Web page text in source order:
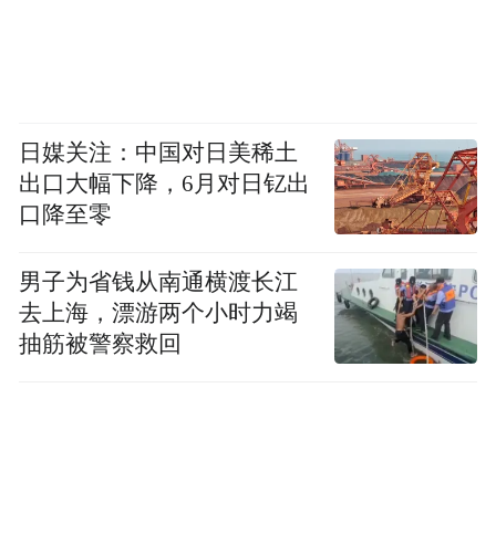
日媒关注：中国对日美稀土
出口大幅下降，6月对日钇出
口降至零
男子为省钱从南通横渡长江
去上海，漂游两个小时力竭
抽筋被警察救回